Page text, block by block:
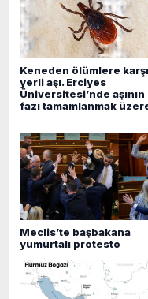
Keneden ölümlere karşı
yerli aşı. Erciyes
Üniversitesi’nde aşının
fazı tamamlanmak
Meclis’te başbakana
yumurtalı protesto